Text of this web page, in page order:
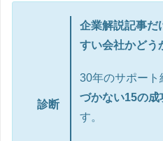
診断
企業解説記事だ
すい会社かどう
30年のサポート
づかない15の成
す。